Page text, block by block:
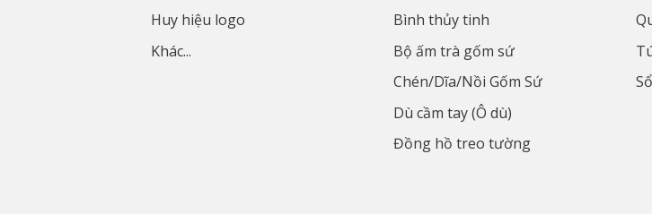
Huy hiệu logo
Khác...
Bình thủy tinh
Bộ ấm trà gốm sứ
Chén/Dĩa/Nồi Gốm Sứ
Dù cầm tay (Ô dù)
Đồng hồ treo tường